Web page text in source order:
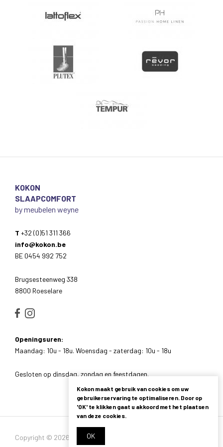
KOKON
SLAAPCOMFORT
by meubelen weyne
T +32 (0)51 311 366
info@kokon.be
BE 0454 992 752
Brugsesteenweg 338
8800 Roeselare
Openingsuren:
Maandag: 10u - 18u. Woensdag - zaterdag: 10u - 18u
Gesloten op dinsdag, zondag en feestdagen.
Copyright © 2026 - Alle rechten voorbehouden -
Kokon maakt gebruik van cookies om uw
gebruikerservaring te optimaliseren. Door op
'OK' te klikken gaat u akkoord met het plaatsen
van deze cookies.
OK